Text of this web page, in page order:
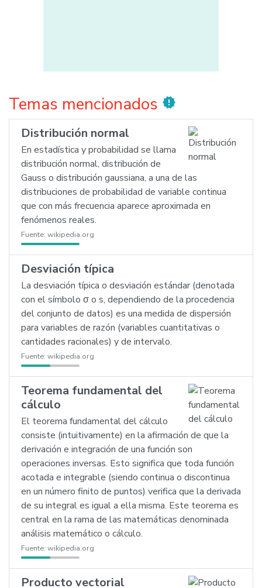
Temas mencionados new_releases
Distribución normal
En estadística y probabilidad se llama
distribución normal, distribución de
Gauss o distribución gaussiana, a una de las
distribuciones de probabilidad de variable continua
que con más frecuencia aparece aproximada en
fenómenos reales.
Fuente: wikipedia.org
Desviación típica
La desviación típica o desviación estándar (denotada
con el símbolo σ o s, dependiendo de la procedencia
del conjunto de datos) es una medida de dispersión
para variables de razón (variables cuantitativas o
cantidades racionales) y de intervalo.
Fuente: wikipedia.org
Teorema fundamental del
cálculo
El teorema fundamental del cálculo
consiste (intuitivamente) en la afirmación de que la
derivación e integración de una función son
operaciones inversas. Esto significa que toda función
acotada e integrable (siendo continua o discontinua
en un número finito de puntos) verifica que la derivada
de su integral es igual a ella misma. Este teorema es
central en la rama de las matemáticas denominada
análisis matemático o cálculo.
Fuente: wikipedia.org
Producto vectorial